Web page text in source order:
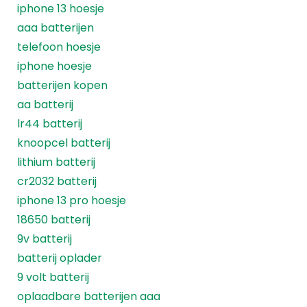
iphone 13 hoesje
aaa batterijen
telefoon hoesje
iphone hoesje
batterijen kopen
aa batterij
lr44 batterij
knoopcel batterij
lithium batterij
cr2032 batterij
iphone 13 pro hoesje
18650 batterij
9v batterij
batterij oplader
9 volt batterij
oplaadbare batterijen aaa